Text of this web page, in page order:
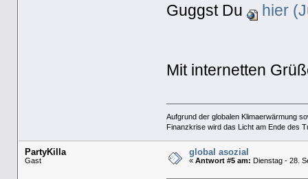
Guggst Du
hier
Mit internetten
Aufgrund der globalen Klimaerwärmung
Finanzkrise wird das Licht am Ende des
PartyKilla
Gast
global asozial
« Antwort #5 am: Dienstag - 28.